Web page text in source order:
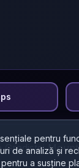
pentru
de analiză și
a susține
Gradistei